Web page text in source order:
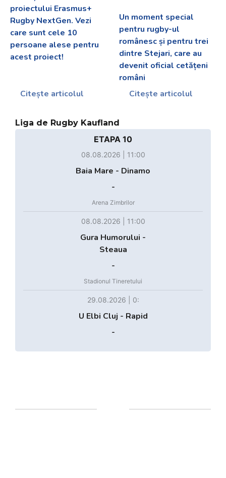
proiectului Erasmus+
Rugby NextGen. Vezi
care sunt cele 10
persoane alese pentru
acest proiect!
Citește articolul
Un moment special
pentru rugby-ul
românesc și pentru trei
dintre Stejari, care au
devenit oficial cetățeni
români
Citește articolul
Liga de Rugby Kaufland
ETAPA 10
08.08.2026 | 11:00
Baia Mare - Dinamo
-
Arena Zimbrilor
08.08.2026 | 11:00
Gura Humorului -
Steaua
-
Stadionul Tineretului
29.08.2026 | 0:
U Elbi Cluj - Rapid
-